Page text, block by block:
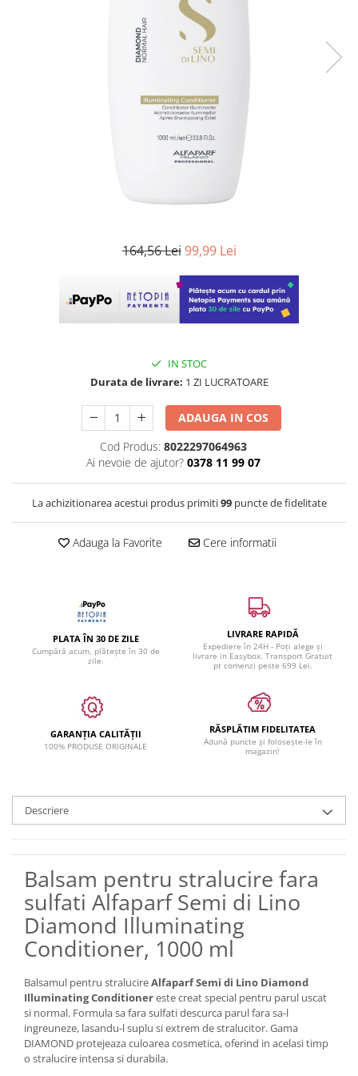
164,56 Lei 99,99 Lei
IN STOC
Durata de livrare: 1 ZI LUCRATOARE
ADAUGA IN COS
Cod Produs: 8022297064963
Ai nevoie de ajutor? 0378 11 99 07
La achizitionarea acestui produs primiti99puncte de fidelitate
Adauga la Favorite Cere informatii
PLATA ÎN 30 DE ZILE
Cumpără acum, plătește în 30 de
zile.
LIVRARE RAPIDĂ
Expediere în 24H - Poți alege și
livrare in Easybox. Transport Gratuit
pt comenzi peste 699 Lei.
GARANȚIA CALITĂȚII
100% PRODUSE ORIGINALE
RĂSPLĂTIM FIDELITATEA
Adună puncte și folosește-le în
magazin!
Descriere
Balsam pentru stralucire fara
sulfati Alfaparf Semi di Lino
Diamond Illuminating
Conditioner, 1000 ml
Balsamul pentru stralucireAlfaparf Semi di Lino Diamond
Illuminating Conditionereste creat special pentru parul uscat
si normal. Formula sa fara sulfati descurca parul fara sa-l
ingreuneze, lasandu-l suplu si extrem de stralucitor. Gama
DIAMOND protejeaza culoarea cosmetica, oferind in acelasi timp
o stralucire intensa si durabila.